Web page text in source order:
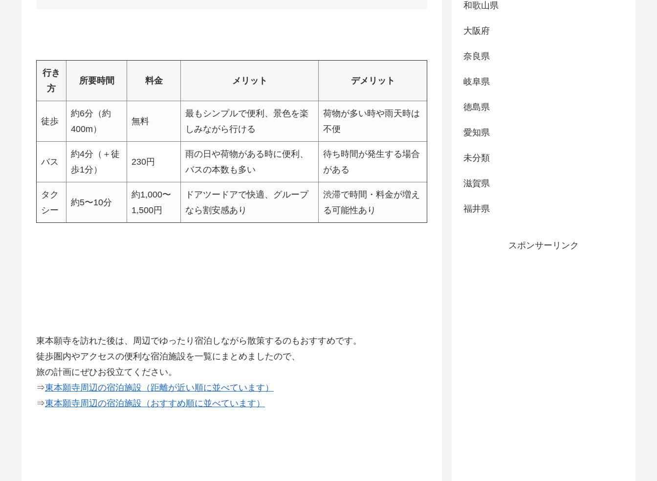
行き
方
所要時間 料金 メリット デメリット
徒歩
約6分（約
400m）
無料
最もシンプルで便利、景色を楽
しみながら行ける
荷物が多い時や雨天時は
不便
バス
約4分（＋徒
歩1分）
230円
雨の日や荷物がある時に便利、
バスの本数も多い
待ち時間が発生する場合
がある
タク
シー
約5〜10分
約1,000〜
1,500円
ドアツードアで快適、グループ
なら割安感あり
渋滞で時間・料金が増え
る可能性あり
東本願寺を訪れた後は、周辺でゆったり宿泊しながら散策するのもおすすめです。
徒歩圏内やアクセスの便利な宿泊施設を一覧にまとめましたので、
旅の計画にぜひお役立てください。
⇒東本願寺周辺の宿泊施設（距離が近い順に並べています）
⇒東本願寺周辺の宿泊施設（おすすめ順に並べています）
和歌山県
大阪府
奈良県
岐阜県
徳島県
愛知県
未分類
滋賀県
福井県
スポンサーリンク